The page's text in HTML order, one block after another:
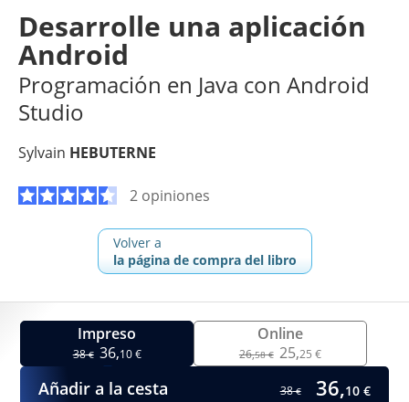
Desarrolle una aplicación
Android
Programación en Java con Android
Studio
Sylvain HEBUTERNE
2 opiniones
Volver a
la página de compra del libro
Impreso
38€ 36,10 €
Online
26,58 € 25,25 €
Añadir a la cesta 38€ 36,10 €